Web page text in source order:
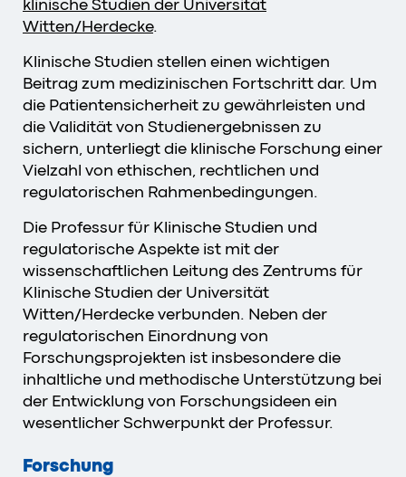
klinische Studien der Universität
Witten/Herdecke.
Klinische Studien stellen einen wichtigen
Beitrag zum medizinischen Fortschritt dar. Um
die Patientensicherheit zu gewährleisten und
die Validität von Studienergebnissen zu
sichern, unterliegt die klinische Forschung einer
Vielzahl von ethischen, rechtlichen und
regulatorischen Rahmenbedingungen.
Die Professur für Klinische Studien und
regulatorische Aspekte ist mit der
wissenschaftlichen Leitung des Zentrums für
Klinische Studien der Universität
Witten/Herdecke verbunden. Neben der
regulatorischen Einordnung von
Forschungsprojekten ist insbesondere die
inhaltliche und methodische Unterstützung bei
der Entwicklung von Forschungsideen ein
wesentlicher Schwerpunkt der Professur.
Forschung